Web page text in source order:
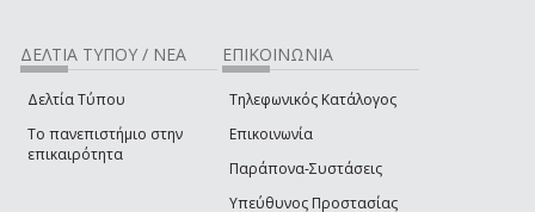
ΔΕΛΤΙΑ ΤΥΠΟΥ / ΝΕΑ
Δελτία Τύπου
Το πανεπιστήμιο στην
επικαιρότητα
ΕΠΙΚΟΙΝΩΝΙΑ
Τηλεφωνικός Κατάλογος
Επικοινωνία
Παράπονα-Συστάσεις
Υπεύθυνος Προστασίας